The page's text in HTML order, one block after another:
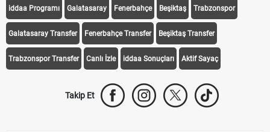
iddaa Programı Galatasaray Fenerbahçe Beşiktaş Trabzonspor
Galatasaray Transfer Fenerbahçe Transfer Beşiktaş Transfer
Trabzonspor Transfer Canlı İzle iddaa Sonuçları Aktif Sayaç
Takip Et